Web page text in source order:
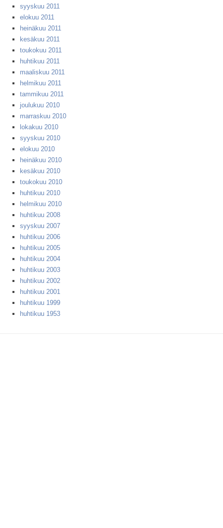
syyskuu 2011
elokuu 2011
heinäkuu 2011
kesäkuu 2011
toukokuu 2011
huhtikuu 2011
maaliskuu 2011
helmikuu 2011
tammikuu 2011
joulukuu 2010
marraskuu 2010
lokakuu 2010
syyskuu 2010
elokuu 2010
heinäkuu 2010
kesäkuu 2010
toukokuu 2010
huhtikuu 2010
helmikuu 2010
huhtikuu 2008
syyskuu 2007
huhtikuu 2006
huhtikuu 2005
huhtikuu 2004
huhtikuu 2003
huhtikuu 2002
huhtikuu 2001
huhtikuu 1999
huhtikuu 1953